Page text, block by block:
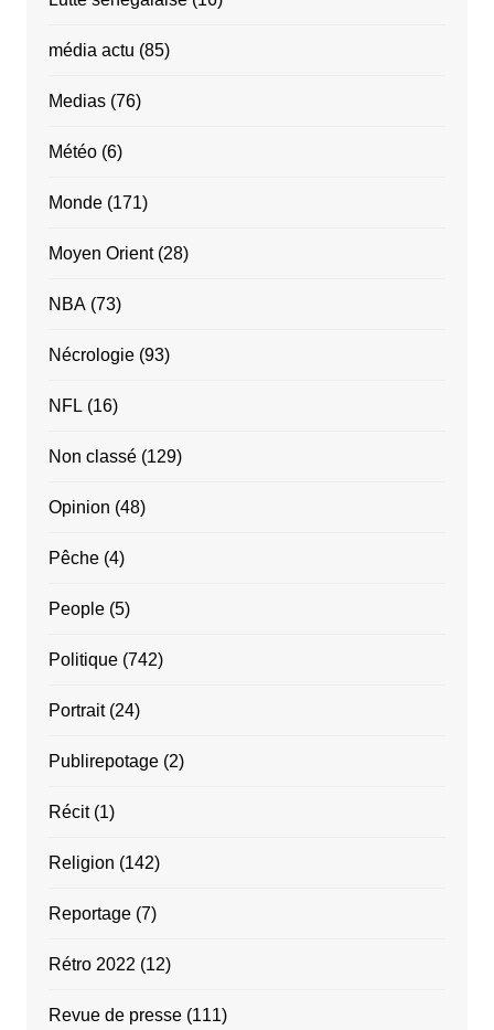
média actu (85)
Medias(76)
Météo(6)
Monde(171)
Moyen Orient(28)
NBA(73)
Nécrologie(93)
NFL (16)
Non classé(129)
Opinion (48)
Pêche(4)
People(5)
Politique(742)
Portrait(24)
Publirepotage(2)
Récit(1)
Religion (142)
Reportage(7)
Rétro 2022 (12)
Revue de presse(111)